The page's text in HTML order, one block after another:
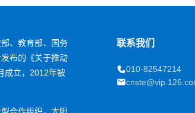
、教育部、国务
布的《关于推动
成立，2012年被
联系我们
010-82547214